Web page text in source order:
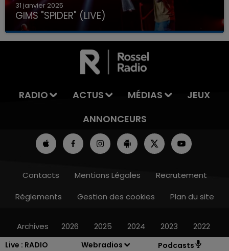
Live : RADIO
Webradios Podcasts
31 janvier 2025
GIMS "SPIDER" (LIVE)
RADIO ACTUS MÉDIAS
JEUX
ANNONCEURS
Contacts Mentions Légales
Recrutement
Règlements
Gestion des cookies Plan du site
Archives 2026 2025 2024 2023 2022